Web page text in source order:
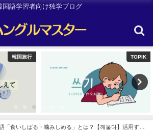
国語学習者向け独学ブログ
TOPIK Other
「食いしばる・噛みしめる」とは？【깨물다】活用す